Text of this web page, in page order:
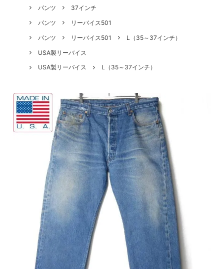
パンツ
37インチ
パンツ
リーバイス501
パンツ
リーバイス501
L（35～37インチ）
USA製リーバイス
USA製リーバイス
L（35～37インチ）